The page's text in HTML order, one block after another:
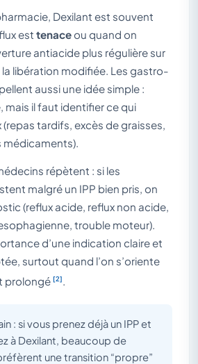
Dexilant est souvent
est tenace ou quand on
antiacide plus régulière sur
la libération modifiée. Les gastro-
aussi une idée simple :
mais il faut identifier ce qui
tardifs, excès de graisses,
répètent : si les
malgré un IPP bien pris, on
(reflux acide, reflux non acide,
trouble moteur).
d’une indication claire et
surtout quand l’on s’oriente
prolongé [2]
: si vous prenez déjà un IPP et
à Dexilant, beaucoup de
une transition “propre”